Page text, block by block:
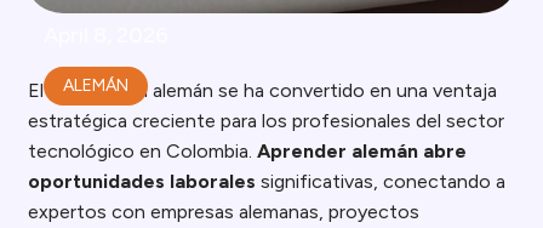
ALEMÁN
El dominio del alemán se ha convertido en una ventaja
estratégica creciente para los profesionales del sector
tecnológico en Colombia.Aprender alemán abre
oportunidades laborales significativas, conectando a
expertos con empresas alemanas, proyectos